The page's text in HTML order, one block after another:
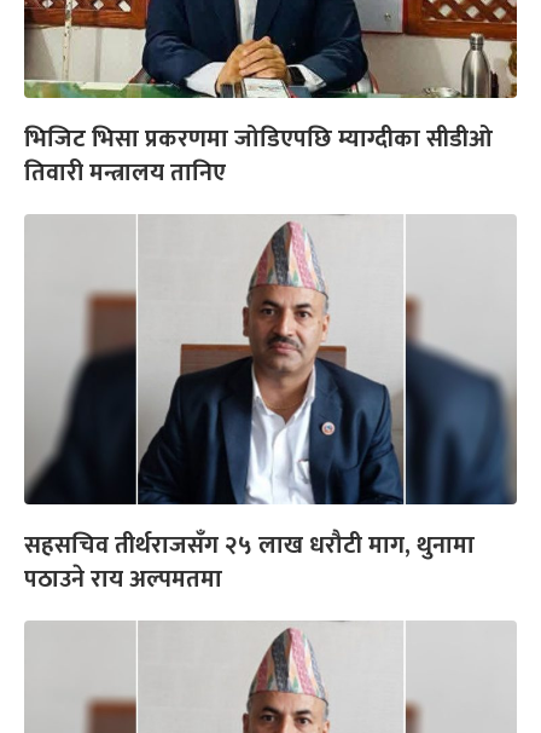
भिजिट भिसा प्रकरणमा जोडिएपछि म्याग्दीका सीडीओ
तिवारी मन्त्रालय तानिए
सहसचिव तीर्थराजसँग २५ लाख धरौटी माग, थुनामा
पठाउने राय अल्पमतमा